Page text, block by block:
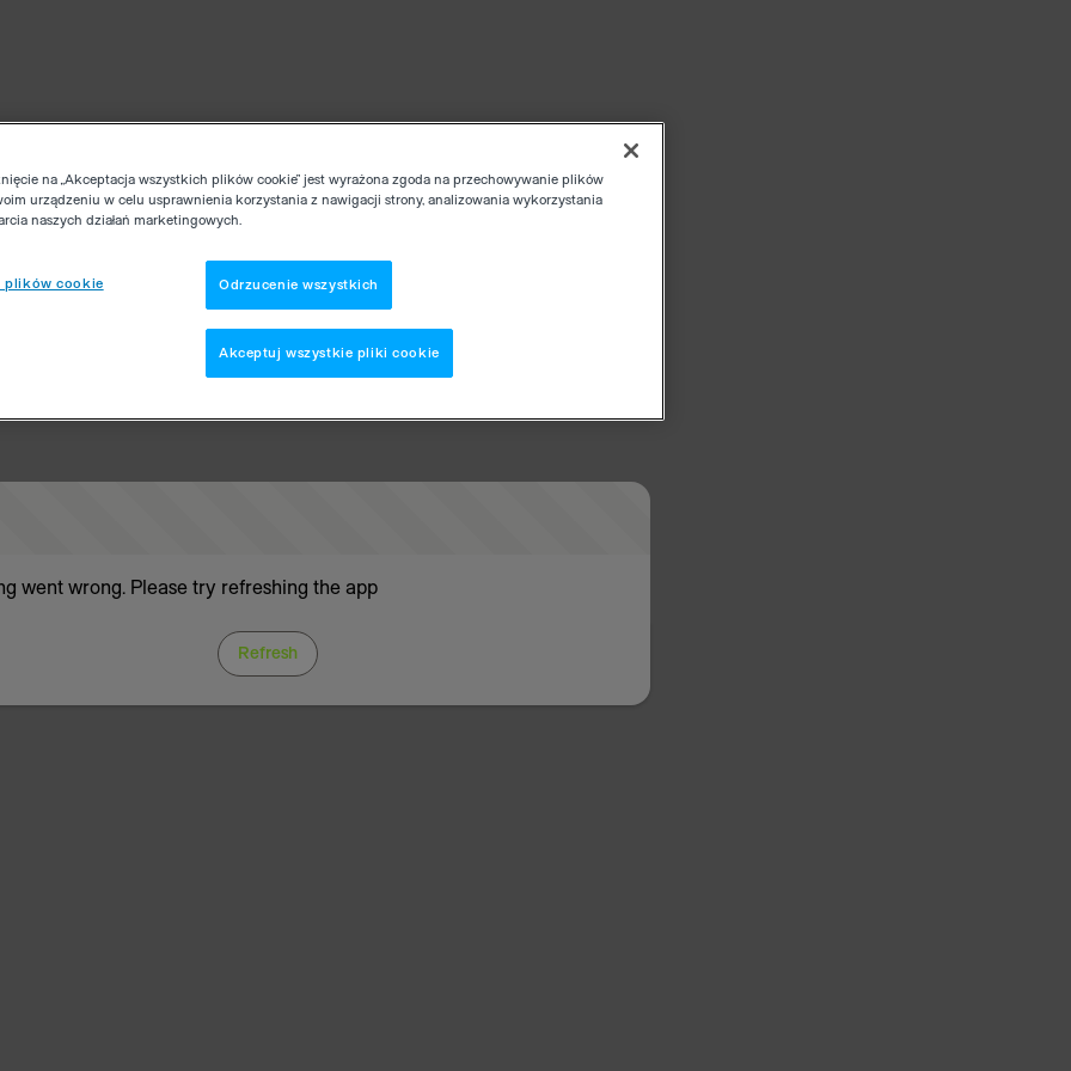
went wrong. Please try refreshing the app
Refresh
na „Akceptacja wszystkich plików cookie” jest wyrażona zgoda na przechowywanie plików
urządzeniu w celu usprawnienia korzystania z nawigacji strony, analizowania wykorzystania
naszych działań marketingowych.
plików cookie Odrzucenie wszystkich
Akceptuj wszystkie pliki cookie